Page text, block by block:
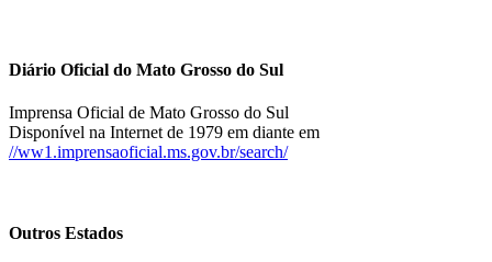
Diário Oficial do Mato Grosso do Sul
Imprensa Oficial de Mato Grosso do Sul
Disponível na Internet de 1979 em diante em
//ww1.imprensaoficial.ms.gov.br/search/
Outros Estados